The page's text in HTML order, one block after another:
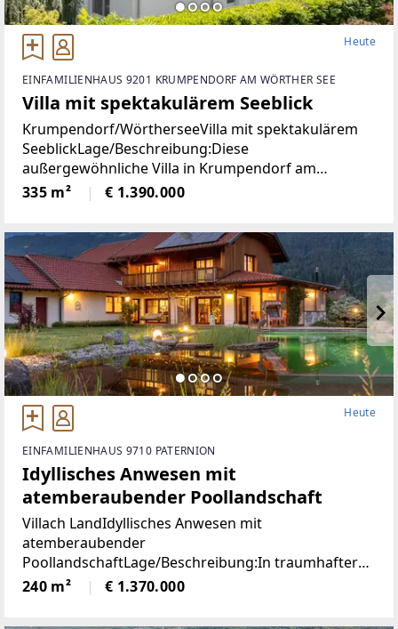
Heute
EINFAMILIENHAUS 9201 KRUMPENDORF AM WÖRTHER SEE
Villa mit spektakulärem Seeblick
Krumpendorf/WörtherseeVilla mit spektakulärem
SeeblickLage/Beschreibung:Diese
außergewöhnliche Villa in Krumpendorf am
Wörthersee vereint großzügiges Wohnen, exklusive
Ausstattung und eine unvergleichliche Aussicht in
335 m² € 1.390.000
Heute
EINFAMILIENHAUS 9710 PATERNION
Idyllisches Anwesen mit
atemberaubender Poollandschaft
Villach LandIdyllisches Anwesen mit
atemberaubender
PoollandschaftLage/Beschreibung:In traumhafter
Lage von Feffernitz präsentiert sich dieses
außergewöhnliche Anwesen als wahres Refugium
240 m² € 1.370.000